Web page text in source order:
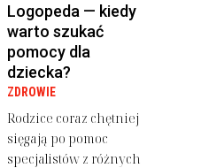
Logopeda — kiedy
warto szukać
pomocy dla
dziecka?
ZDROWIE
Rodzice coraz chętniej
sięgają po pomoc
specjalistów z różnych